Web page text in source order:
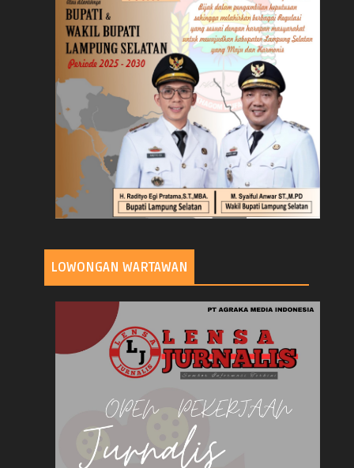
LOWONGAN WARTAWAN